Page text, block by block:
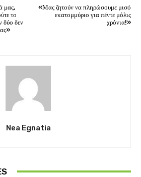
μας,
το
δεν
«Μας ζητούν να πληρώσουμε μισό
εκατομμύριο για πέντε μόλις
χρόνια!»
Nea Egnatia